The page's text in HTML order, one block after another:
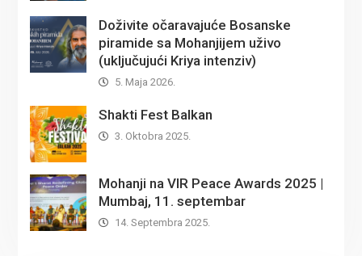
Doživite očaravajuće Bosanske
piramide sa Mohanjijem uživo
(uključujući Kriya intenziv)
5. Maja 2026.
Shakti Fest Balkan
3. Oktobra 2025.
Mohanji na VIR Peace Awards 2025 |
Mumbaj, 11. septembar
14. Septembra 2025.